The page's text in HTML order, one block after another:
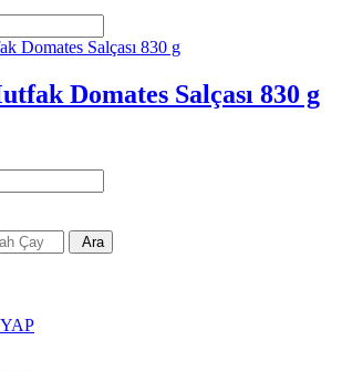
Domates Salçası 830 g
Ara